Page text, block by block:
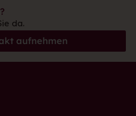
da.
aufnehmen